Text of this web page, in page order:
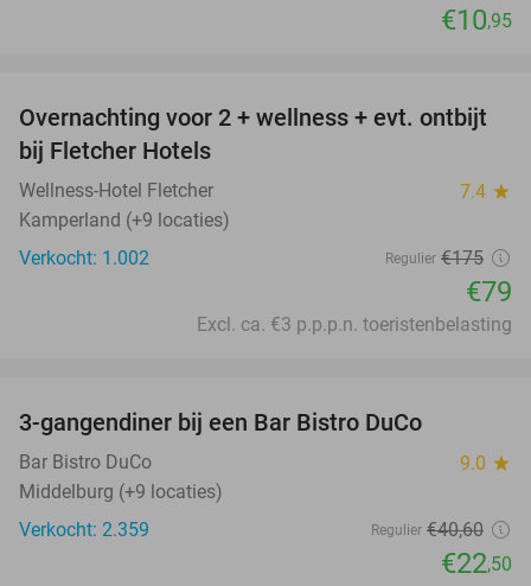
€10,95
55%
Overnachting voor 2 + wellness + evt. ontbijt
bij Fletcher Hotels
Wellness-Hotel Fletcher 7.4 star
Kamperland (+9 locaties)
Verkocht: 1.002
Regulier €175
€79
Excl. ca. €3 p.p.p.n. toeristenbelasting
3-gangendiner bij een Bar Bistro DuCo
Bar Bistro DuCo 9.0 star
Middelburg (+9 locaties)
Verkocht: 2.359
Regulier €40,60
€22,50